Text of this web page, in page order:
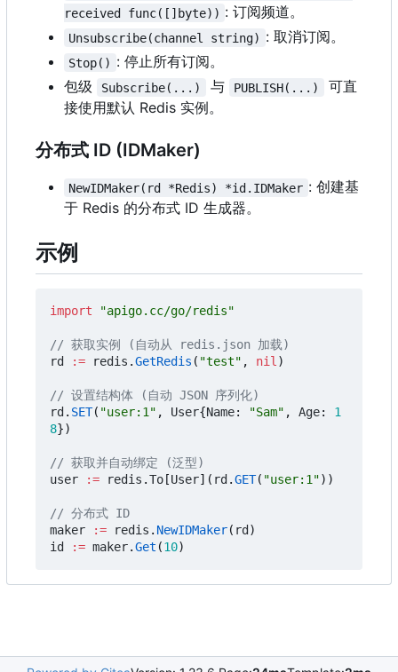
received func([]byte)) : 订阅频道。
Unsubscribe(channel string) : 取消订阅。
Stop() : 停止所有订阅。
包级
Subscribe(...) 与 PUBLISH(...)
可直
接使用默认 Redis 实例。
分布式 ID (IDMaker)
NewIDMaker(rd *Redis) *id.IDMaker : 创建基
于 Redis 的分布式 ID 生成器。
示例
import "apigo.cc/go/redis"
// 获取实例 (自动从 redis.json 加载)
rd
:= redis .GetRedis ( "test" , nil )
// 设置结构体 (自动 JSON 序列化)
rd. SET( "user:1" , User{Name: "Sam" , Age:
1
8})
// 获取并自动绑定 (泛型)
user
:= redis .To[User]( rd.GET( "user:1"))
// 分布式 ID
maker
:= redis . NewIDMaker( rd)
id
:= maker.Get (10)